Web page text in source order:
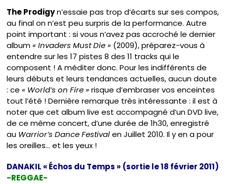
The Prodigyn’essaie pas trop d’écarts sur ses compos,
au final on n’est peu surpris de la performance. Autre
point important : si vous n’avez pas accroché le dernier
album« Invaders Must Die » (2009), préparez-vous à
entendre sur les 17 pistes 8 des 11 tracks qui le
composent ! A méditer donc. Pour les indifférents de
leurs débuts et leurs tendances actuelles, aucun doute
: ce« World’s on Fire »risque d’embraser vos enceintes
tout l’été ! Dernière remarque très intéressante : il est à
noter que cet album live est accompagné d’un DVD live,
de ce même concert, d’une durée de 1h30, enregistré
au Warrior’s Dance Festivalen Juillet 2010. Il y en a pour
les oreilles… et les yeux !
DANAKIL « Échos du Temps » (sortie le 18 février 2011)
-REGGAE-